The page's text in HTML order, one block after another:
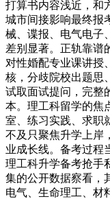
打算书内容浅近，和
城市间接影响最终报
械、谍报、电气电子
差别显著。正轨靠谱
对性婚配专业课讲授
核，分歧院校出题思
试取面试提问，完整
本。理工科留学的焦
室、练习实践、求职
不及只聚焦升学上岸
业成长线。备考过程
理工科升学备考抢手
集的公开数据察看，
电气、生命理工、材